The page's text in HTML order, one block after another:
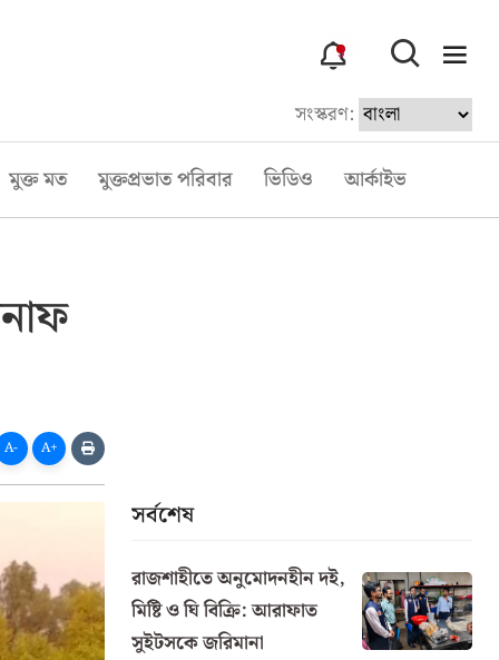
3
সংস্করণ:
মুক্ত মত মুক্তপ্রভাত পরিবার ভিডিও আর্কাইভ
A- A+
সর্বশেষ
রাজশাহীতে অনুমোদনহীন দই,
মিষ্টি ও ঘি বিক্রি: আরাফাত
সুইটসকে জরিমানা